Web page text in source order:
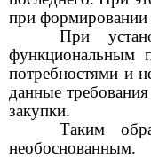
при формировании
При
функциональным
потребностями и
данные
закупки.
Таким
необоснованным.